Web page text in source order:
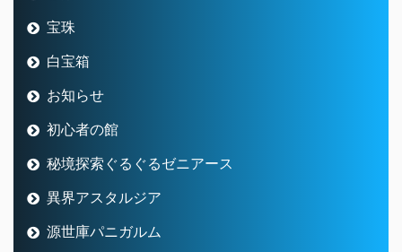
宝珠
白宝箱
お知らせ
初心者の館
秘境探索ぐるぐるゼニアース
異界アスタルジア
源世庫パニガルム